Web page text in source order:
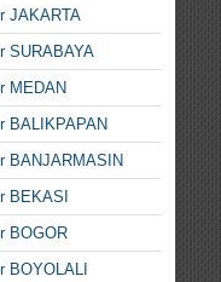
JAKARTA
SURABAYA
MEDAN
BALIKPAPAN
BANJARMASIN
BEKASI
BOGOR
BOYOLALI